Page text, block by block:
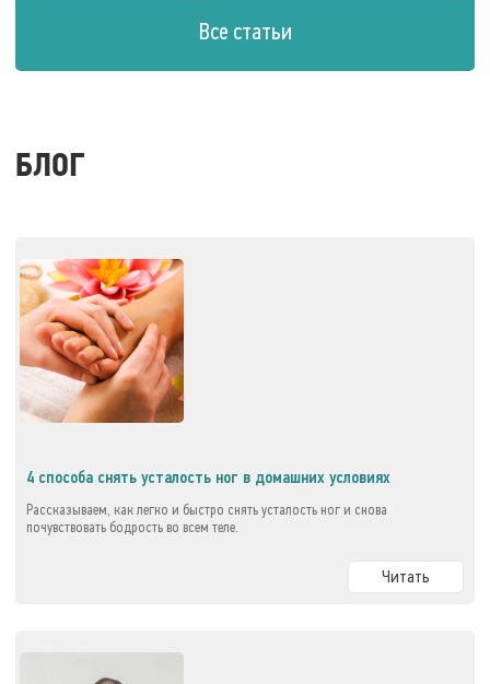
Все статьи
БЛОГ
4 способа снять усталость ног в домашних условиях
Рассказываем, как легко и быстро снять усталость ног и снова
почувствовать бодрость во всем теле.
Читать